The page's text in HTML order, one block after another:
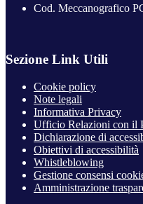
Cod. Meccanografico
Sezione Link Utili
Cookie policy
Note legali
Informativa Privacy
Ufficio Relazioni con il
Dichiarazione di
Obiettivi di accessibilità
Whistleblowing
Gestione consensi
Amministrazione